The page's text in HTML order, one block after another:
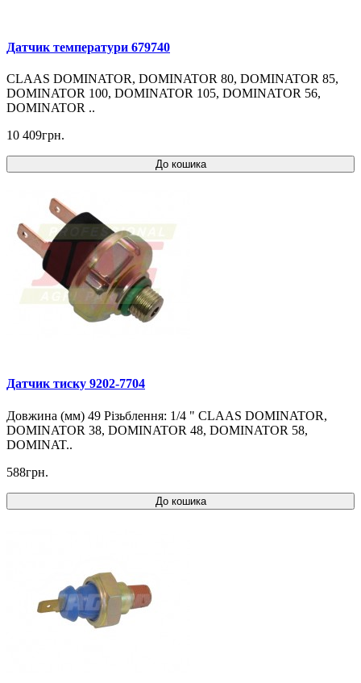
Датчик температури 679740
CLAAS DOMINATOR, DOMINATOR 80, DOMINATOR 85,
DOMINATOR 100, DOMINATOR 105, DOMINATOR 56,
DOMINATOR ..
10 409грн.
До кошика
Датчик тиску 9202-7704
Довжина (мм) 49 Різьблення: 1/4 " CLAAS DOMINATOR,
DOMINATOR 38, DOMINATOR 48, DOMINATOR 58,
DOMINAT..
588грн.
До кошика